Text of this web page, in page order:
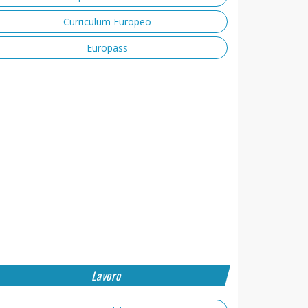
Curriculum Europeo
Europass
Lavoro